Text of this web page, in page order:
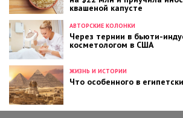
АВТОРСКИЕ КОЛОНКИ
Через тернии в бьюти-
косметологом в США
квашеной капусте
ЖИЗНЬ И ИСТОРИИ
Что особенного в